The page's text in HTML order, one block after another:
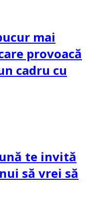
mai
provoacă
cadru cu
te invită
să vrei să